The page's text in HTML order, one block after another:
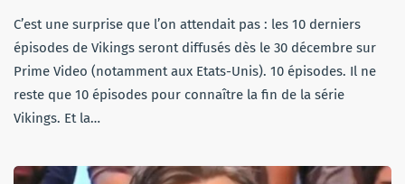
C’est une surprise que l’on attendait pas : les 10 derniers
épisodes de Vikings seront diffusés dès le 30 décembre sur
Prime Video (notamment aux Etats-Unis). 10 épisodes. Il ne
reste que 10 épisodes pour connaître la fin de la série
Vikings. Et la…